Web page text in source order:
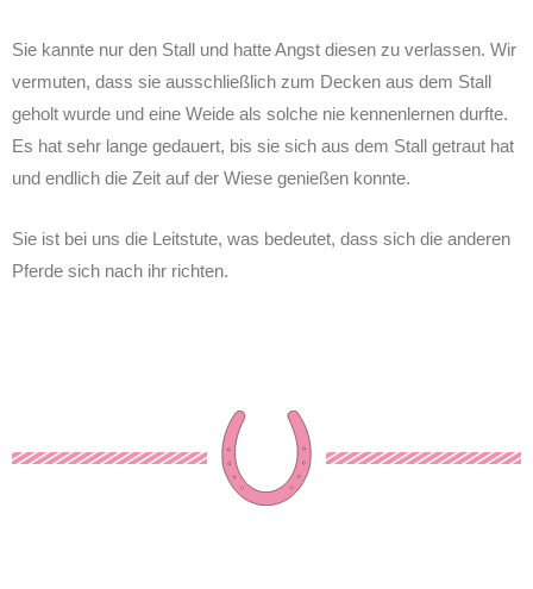
Sie kannte nur den Stall und hatte Angst diesen zu verlassen. Wir
vermuten, dass sie ausschließlich zum Decken aus dem Stall
geholt wurde und eine Weide als solche nie kennenlernen durfte.
Es hat sehr lange gedauert, bis sie sich aus dem Stall getraut hat
und endlich die Zeit auf der Wiese genießen konnte.
Sie ist bei uns die Leitstute, was bedeutet, dass sich die anderen
Pferde sich nach ihr richten.